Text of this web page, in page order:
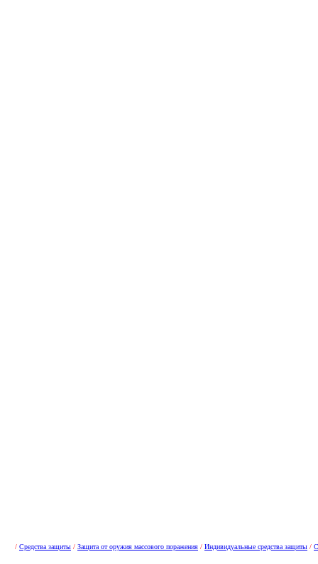
/ Средства защиты / Защита от оружия массового поражения / Индивидуальные средства защиты /